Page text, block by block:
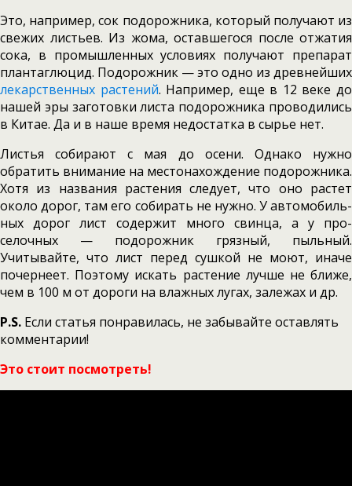
Это, например, сок подорожника, ко­торый получают из
свежих листьев. Из жома, оставшегося после отжатия
сока, в промыш­ленных условиях получают препарат
плантаглюцид. Подорожник — это одно из древнейших
лекарственных растений. Например, еще в 12 веке до
нашей эры заготовки листа подорожника проводились
в Китае. Да и в наше время недо­статка в сырье нет.
Листья собирают с мая до осени. Однако нужно
обратить внимание на местонахождение подорожника.
Хотя из назва­ния растения следует, что оно растет
около до­рог, там его собирать не нужно. У автомобиль­
ных дорог лист содержит много свинца, а у про­
селочных — подорожник грязный, пыльный.
Учитывайте, что лист перед сушкой не моют, иначе
почернеет. Поэтому искать растение луч­ше не ближе,
чем в 100 м от дороги на влажных лугах, залежах и др.
P.S. Если статья понравилась, не забывайте оставлять
комментарии!
Это стоит посмотреть!